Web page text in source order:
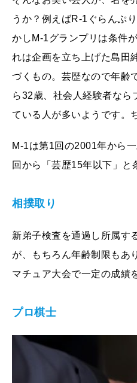
うか？例えばR-1ぐらんぷ
かしM-1グランプリは条件
れは企画を立ち上げた島田
づくもの。芸歴なので年齢
ら32歳、社会人経験者な
ている人が多いようです。
M-1は第1回の2001年から
回から「芸歴15年以下」と
相撲取り
新弟子検査を通過し所属す
が、もちろん年齢制限もあ
マチュア大会で一定の成績
プロ棋士